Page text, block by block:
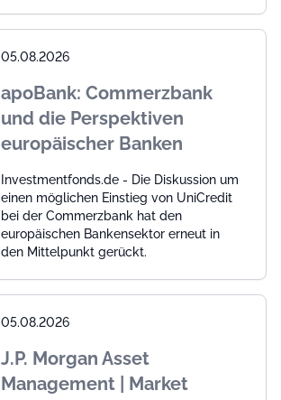
05.08.2026
apoBank: Commerzbank
und die Perspektiven
europäischer Banken
Investmentfonds.de - Die Diskussion um
einen möglichen Einstieg von UniCredit
bei der Commerzbank hat den
europäischen Bankensektor erneut in
den Mittelpunkt gerückt.
05.08.2026
J.P. Morgan Asset
Management | Market